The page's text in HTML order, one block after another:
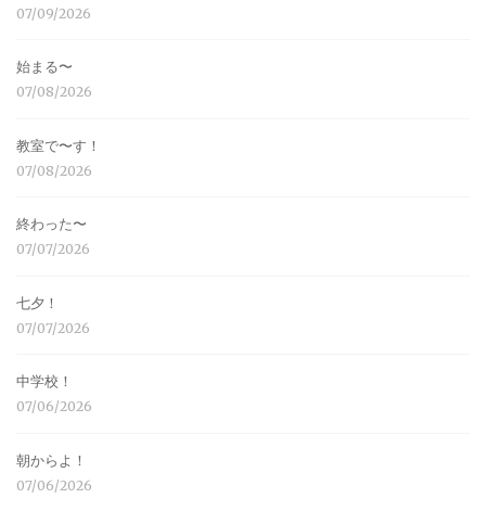
07/09/2026
始まる〜
07/08/2026
教室で〜す！
07/08/2026
終わった〜
07/07/2026
七夕！
07/07/2026
中学校！
07/06/2026
朝からよ！
07/06/2026